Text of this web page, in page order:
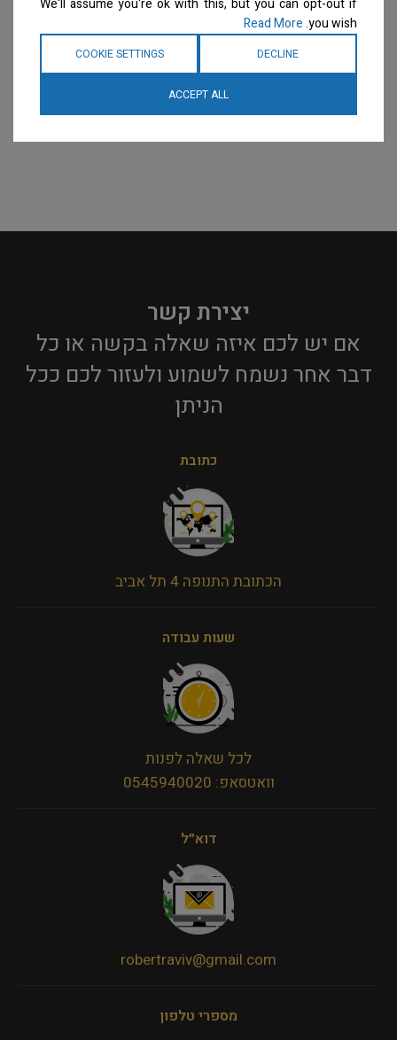
יצירת קשר
אם יש לכם איזה שאלה בקשה או כל
דבר אחר נשמח לשמוע ולעזור לכם ככל
הניתן​
כתובת
הכתובת התנופה 4 תל אביב
שעות עבודה
לכל שאלה לפנות
וואטסאפ: 0545940020
דוא״ל
robertraviv@gmail.com
מספרי טלפון
We'll assume you're ok with this, but you can opt-out if
you wish.
Read More
DECLINE
COOKIE SETTINGS
ACCEPT ALL